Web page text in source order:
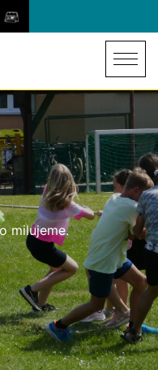
milujeme.